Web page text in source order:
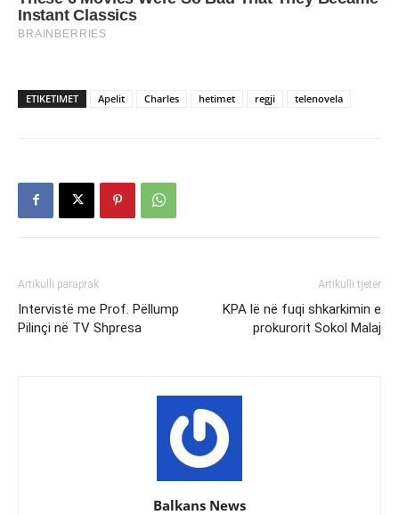
ETIKETIMET Apelit Charles hetimet regji telenovela
Artikulli paraprak
Intervistë me Prof. Pëllump
Pilinçi në TV Shpresa
Artikulli tjetër
KPA lë në fuqi shkarkimin e
prokurorit Sokol Malaj
Balkans News